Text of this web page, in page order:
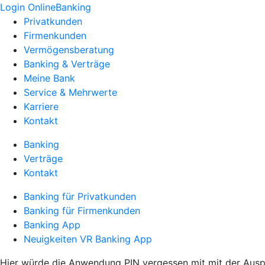
Login OnlineBanking
Privatkunden
Firmenkunden
Vermögensberatung
Banking & Verträge
Meine Bank
Service & Mehrwerte
Karriere
Kontakt
Banking
Verträge
Kontakt
Banking für Privatkunden
Banking für Firmenkunden
Banking App
Neuigkeiten VR Banking App
Hier würde die Anwendung PIN vergessen mit mit der